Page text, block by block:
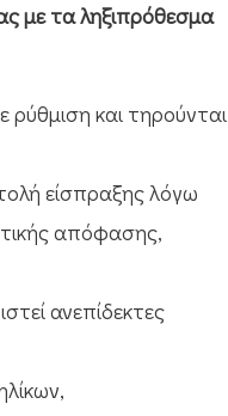
με τα ληξιπρόθεσμα
και τηρούνται
είσπραξης λόγω
απόφασης,
ανεπίδεκτες